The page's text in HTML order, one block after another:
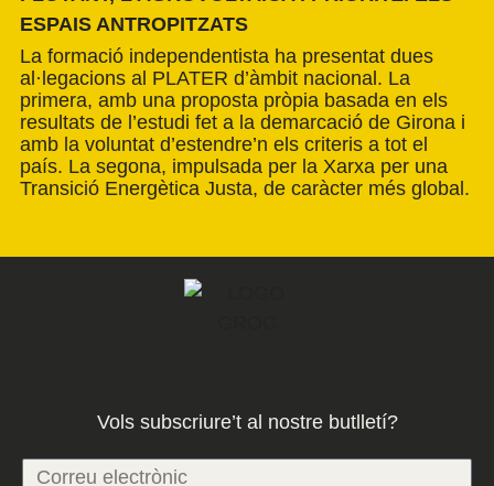
ESPAIS ANTROPITZATS
La formació independentista ha presentat dues
al·legacions al PLATER d’àmbit nacional. La
primera, amb una proposta pròpia basada en els
resultats de l’estudi fet a la demarcació de Girona i
amb la voluntat d’estendre’n els criteris a tot el
país. La segona, impulsada per la Xarxa per una
Transició Energètica Justa, de caràcter més global.
Vols subscriure’t al nostre butlletí?